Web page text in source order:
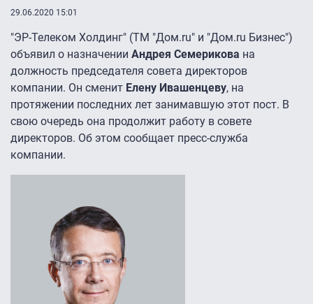
29.06.2020 15:01
"ЭР-Телеком Холдинг" (ТМ "Дом.ru" и "Дом.ru Бизнес")
объявил о назначении Андрея Семерикова на
должность председателя совета директоров
компании. Он сменит Елену Ивашенцеву, на
протяжении последних лет занимавшую этот пост. В
свою очередь она продолжит работу в совете
директоров. Об этом сообщает пресс-служба
компании.